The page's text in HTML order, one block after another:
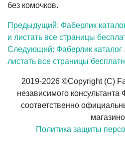
без комочков.
Предыдущий: Фаберлик
и листать все страницы
Следующий: Фаберлик каталог
листать все страницы
2019-2026 ©Copyright (C)
независимого консультанта
соответственно
Политика защиты